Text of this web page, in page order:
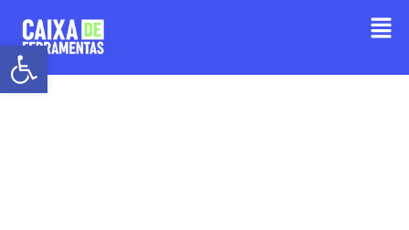
Barra de Ferramentas Aberta